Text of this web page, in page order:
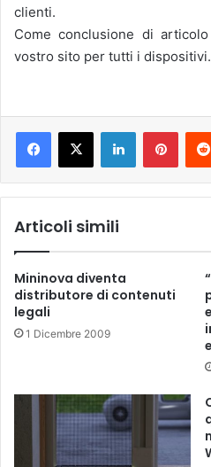
clienti.
Come conclusione di
vostro sito per tutti i dispositivi.
LinkedIn
Articoli simili
Mininova diventa
distributore di contenuti
legali
1 Dicembre 2009